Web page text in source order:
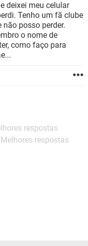
deixei meu celular
Tenho um fã clube
posso perder.
o nome de
como faço para
respostas
respostas